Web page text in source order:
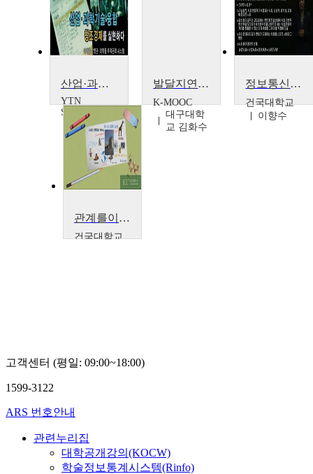
산업·과학기술 융합, 창조경제를 실현하다 - 미래형 상영관·의약품 추적관리 시스템
YTN
SCIENCE
발달지연 청소년의 참 세상살이를 위한 의사소통(1): 대인관계 기술
K-MOOC
대구대학
교 김화수
정보통신기술과 스마트정부
건국대학교
이향수
관계를이어주는소통의교양학
건국대학교
고객센터 (평일: 09:00~18:00)
1599-3122
ARS 번호안내
관련누리집
대학공개강의(KOCW)
학술정보통계시스템(Rinfo)